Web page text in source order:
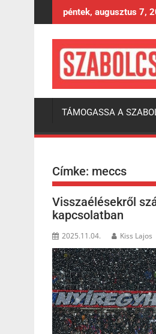
to
péntek, augusztus 7,
TÁMOGASSA A
Címke: meccs
Visszaélésekről
kapcsolatban
2025.11.04. Kiss Lajos